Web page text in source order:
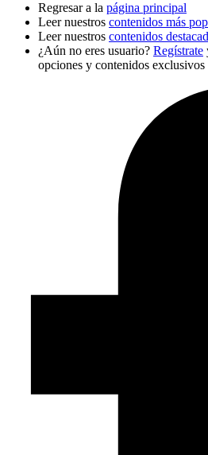
Regresar a la página principal
Leer nuestros contenidos más
Leer nuestros contenidos
¿Aún no eres usuario? Regístrate
opciones y contenidos exclusivos